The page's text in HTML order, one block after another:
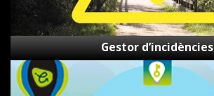
Gestor d’incidències
Els
Secrets
de